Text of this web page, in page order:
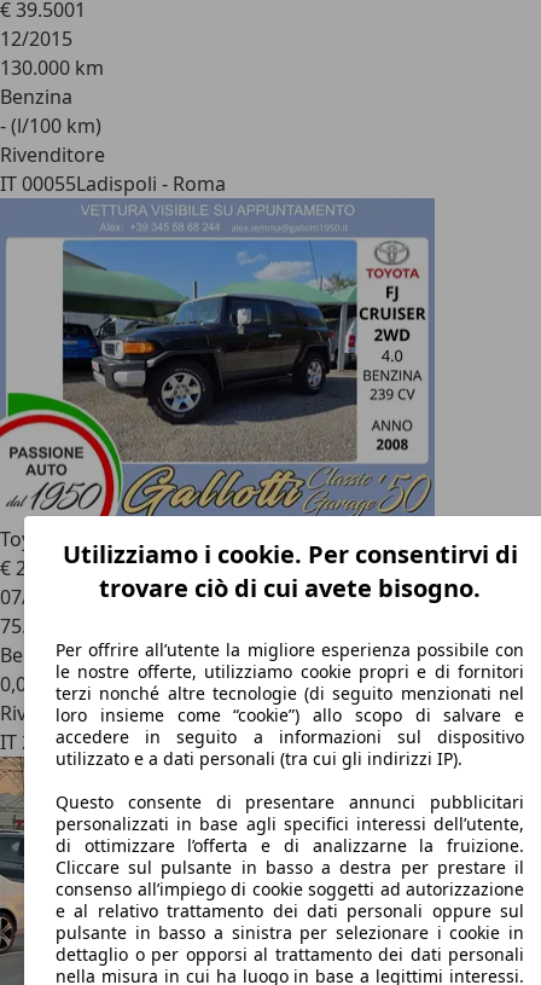
€ 39.5001
12/2015
130.000 km
Benzina
- (l/100 km)
Rivenditore
IT 00055Ladispoli - Roma
Toyota FJ Cruiser
4.0 bz 239cv aut. 2WD
€ 28.990
07/2008
75.236 km
Benzina
0,0 l/100 km (comb.)
Rivenditore
IT 21013Gallarate - Varese - Va
Utilizziamo i cookie. Per consentirvi di
trovare ciò di cui avete bisogno.
Per offrire all’utente la migliore esperienza possibile con
le nostre offerte, utilizziamo cookie propri e di fornitori
terzi nonché altre tecnologie (di seguito menzionati nel
loro insieme come “cookie”) allo scopo di salvare e
accedere in seguito a informazioni sul dispositivo
utilizzato e a dati personali (tra cui gli indirizzi IP).
Questo consente di presentare annunci pubblicitari
personalizzati in base agli specifici interessi dell’utente,
di ottimizzare l’offerta e di analizzarne la fruizione.
Cliccare sul pulsante in basso a destra per prestare il
consenso all’impiego di cookie soggetti ad autorizzazione
e al relativo trattamento dei dati personali oppure sul
pulsante in basso a sinistra per selezionare i cookie in
dettaglio o per opporsi al trattamento dei dati personali
nella misura in cui ha luogo in base a legittimi interessi.